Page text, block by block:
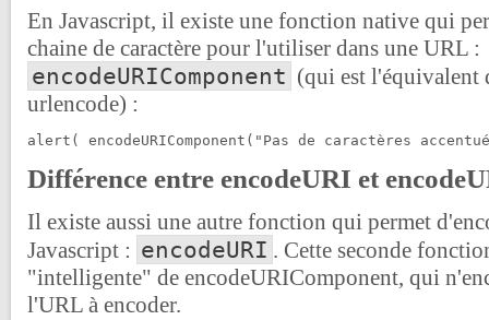
En Javascript, il existe une fonction native qui
chaine de caractère pour l'utiliser dans une URL :
encodeURIComponent (qui est l'équivalent
urlencode) :
alert( encodeURIComponent("Pas de caractères
Différence entre encodeURI et
Il existe aussi une autre fonction qui permet
Javascript : encodeURI . Cette seconde
"intelligente" de encodeURIComponent, qui
l'URL à encoder.